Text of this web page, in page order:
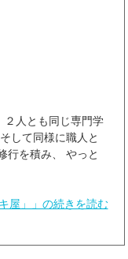
人とも同じ専門学
して同様に職人と
行を積み、 やっと
屋」」の続きを読む